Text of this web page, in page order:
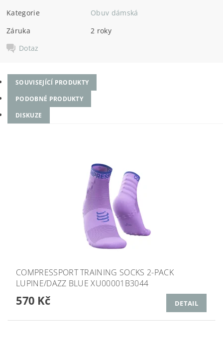
Kategorie
Obuv dámská
Záruka
2 roky
Dotaz
SOUVISEJÍCÍ PRODUKTY
PODOBNÉ PRODUKTY
DISKUZE
COMPRESSPORT TRAINING SOCKS 2-PACK
LUPINE/DAZZ BLUE XU00001B3044
570 Kč DETAIL